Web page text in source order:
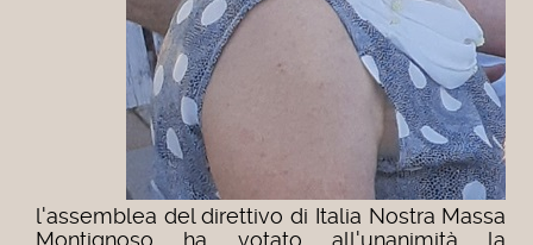
l'assemblea del direttivo di Italia Nostra Massa
Montignoso ha votato all'unanimità la